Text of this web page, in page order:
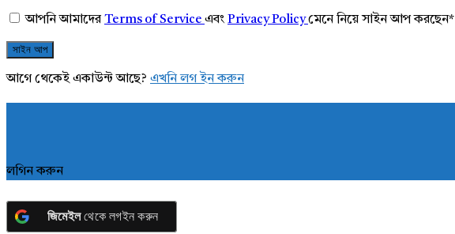
আপনি আমাদেরTerms of Service এবং Privacy Policyমেনে নিয়ে সাইন আপ করছেন*
আগে থেকেই একাউন্ট আছে? এখনি লগ ইন করুন
লগিন করুন
জিমেইলথেকে লগইন করুন